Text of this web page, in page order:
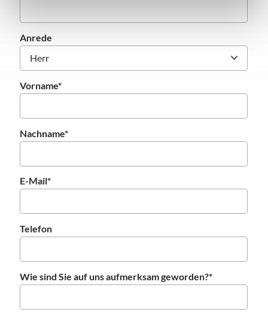
Anrede
Vorname*
Nachname*
E-Mail*
Telefon
Wie sind Sie auf uns aufmerksam geworden?*